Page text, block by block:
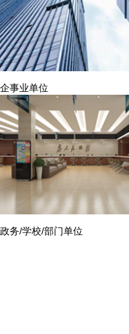
企事业单位
政务/学校/部门单位